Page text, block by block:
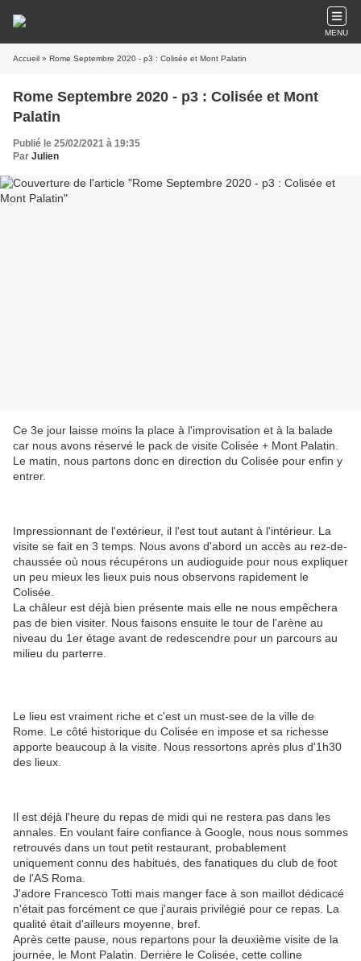
MENU
Accueil » Rome Septembre 2020 - p3 : Colisée et Mont Palatin
Rome Septembre 2020 - p3 : Colisée et Mont
Palatin
Publié le 25/02/2021 à 19:35
Par Julien
Ce 3e jour laisse moins la place à l'improvisation et à la balade
car nous avons réservé le pack de visite Colisée + Mont Palatin.
Le matin, nous partons donc en direction du Colisée pour enfin y
entrer.
Impressionnant de l'extérieur, il l'est tout autant à l'intérieur. La
visite se fait en 3 temps. Nous avons d'abord un accès au rez-de-
chaussée où nous récupérons un audioguide pour nous expliquer
un peu mieux les lieux puis nous observons rapidement le
Colisée.
La châleur est déjà bien présente mais elle ne nous empêchera
pas de bien visiter. Nous faisons ensuite le tour de l'arène au
niveau du 1er étage avant de redescendre pour un parcours au
milieu du parterre.
Le lieu est vraiment riche et c'est un must-see de la ville de
Rome. Le côté historique du Colisée en impose et sa richesse
apporte beaucoup à la visite. Nous ressortons après plus d'1h30
des lieux.
Il est déjà l'heure du repas de midi qui ne restera pas dans les
annales. En voulant faire confiance à Google, nous nous sommes
retrouvés dans un tout petit restaurant, probablement
uniquement connu des habitués, des fanatiques du club de foot
de l'AS Roma.
J'adore Francesco Totti mais manger face à son maillot dédicacé
n'était pas forcément ce que j'aurais privilégié pour ce repas. La
qualité était d'ailleurs moyenne, bref.
Après cette pause, nous repartons pour la deuxième visite de la
journée, le Mont Palatin. Derrière le Colisée, cette colline